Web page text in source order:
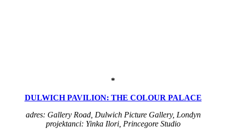
*
DULWICH PAVILION: THE COLOUR PALACE
adres: Gallery Road, Dulwich Picture Gallery, Londyn
projektanci: Yinka Ilori, Princegore Studio